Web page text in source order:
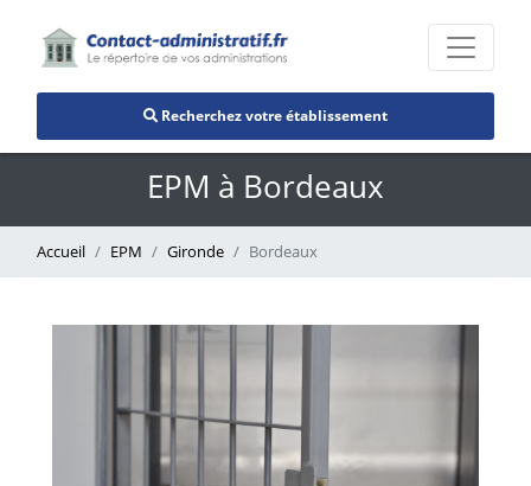
Recherchez votre établissement
EPM à Bordeaux
Accueil EPM Gironde Bordeaux